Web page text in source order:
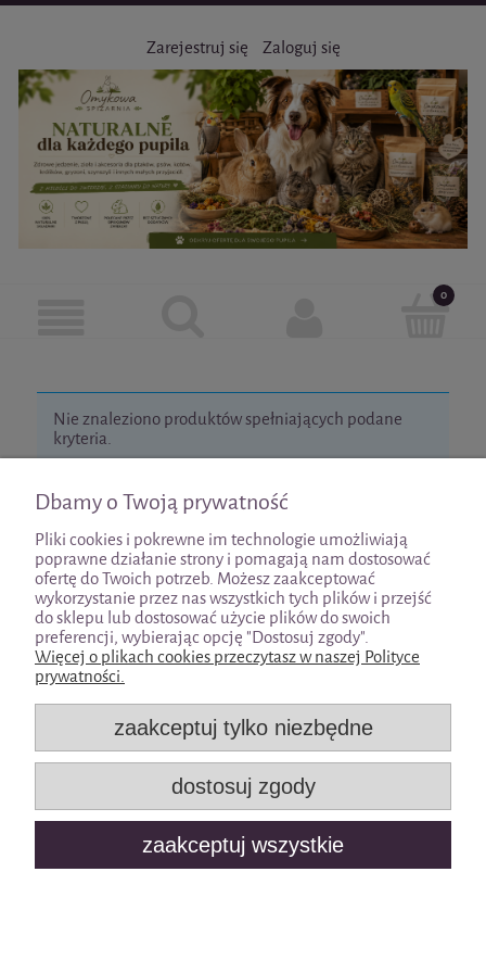
Zarejestruj się Zaloguj się
Nie znaleziono produktów spełniających podane
kryteria.
Pomoc
Moje konto
Płatności i dostawa
Informacje
O nas
pokaż pełną wersję strony
Dbamy o Twoją prywatność
Pliki cookies i pokrewne im technologie umożliwiają
poprawne działanie strony i pomagają nam dostosować
ofertę do Twoich potrzeb. Możesz zaakceptować
wykorzystanie przez nas wszystkich tych plików i przejść
do sklepu lub dostosować użycie plików do swoich
preferencji, wybierając opcję "Dostosuj zgody".
Więcej o plikach cookies przeczytasz w naszej Polityce
prywatności.
zaakceptuj tylko niezbędne
dostosuj zgody
zaakceptuj wszystkie